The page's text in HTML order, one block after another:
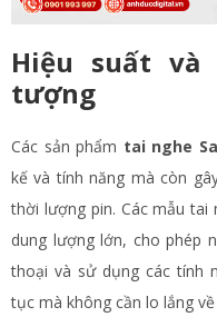
Hiệu suất
tượng
Các sản phẩm tai nghe
kế và tính năng mà còn
thời lượng pin. Các mẫu tai
dung lượng lớn, cho phép
thoại và sử dụng các tính
tục mà không cần lo lắng